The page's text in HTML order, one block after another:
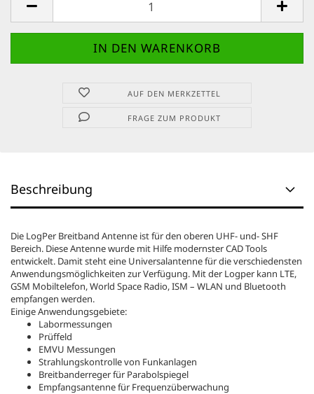
AUF DEN MERKZETTEL
FRAGE ZUM PRODUKT
Beschreibung
Die LogPer Breitband Antenne ist für den oberen UHF- und- SHF
Bereich. Diese Antenne wurde mit Hilfe modernster CAD Tools
entwickelt. Damit steht eine Universalantenne für die verschiedensten
Anwendungsmöglichkeiten zur Verfügung. Mit der Logper kann LTE,
GSM Mobiltelefon, World Space Radio, ISM – WLAN und Bluetooth
empfangen werden.
Einige Anwendungsgebiete:
Labormessungen
Prüffeld
EMVU Messungen
Strahlungskontrolle von Funkanlagen
Breitbanderreger für Parabolspiegel
Empfangsantenne für Frequenzüberwachung